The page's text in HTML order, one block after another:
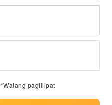
*Walang paglilipat